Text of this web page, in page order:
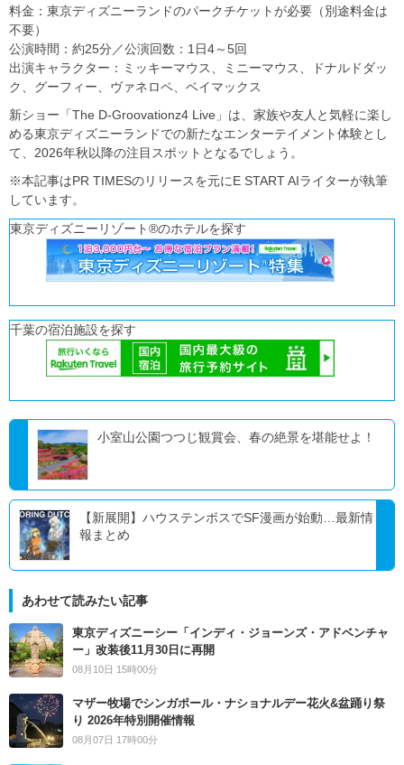
料金：東京ディズニーランドのパークチケットが必要（別途料金は
不要）
公演時間：約25分／公演回数：1日4～5回
出演キャラクター：ミッキーマウス、ミニーマウス、ドナルドダッ
ク、グーフィー、ヴァネロペ、ベイマックス
新ショー「The D-Groovationz4 Live」は、家族や友人と気軽に楽し
める東京ディズニーランドでの新たなエンターテイメント体験とし
て、2026年秋以降の注目スポットとなるでしょう。
※本記事はPR TIMESのリリースを元にE START AIライターが執筆
しています。
東京ディズニーリゾート®のホテルを探す
千葉の宿泊施設を探す
小室山公園つつじ観賞会、春の絶景を堪能せよ！
【新展開】ハウステンボスでSF漫画が始動…最新情
報まとめ
あわせて読みたい記事
東京ディズニーシー「インディ・ジョーンズ・アドベンチャ
ー」改装後11月30日に再開
08月10日 15時00分
マザー牧場でシンガポール・ナショナルデー花火&盆踊り祭
り 2026年特別開催情報
08月07日 17時00分